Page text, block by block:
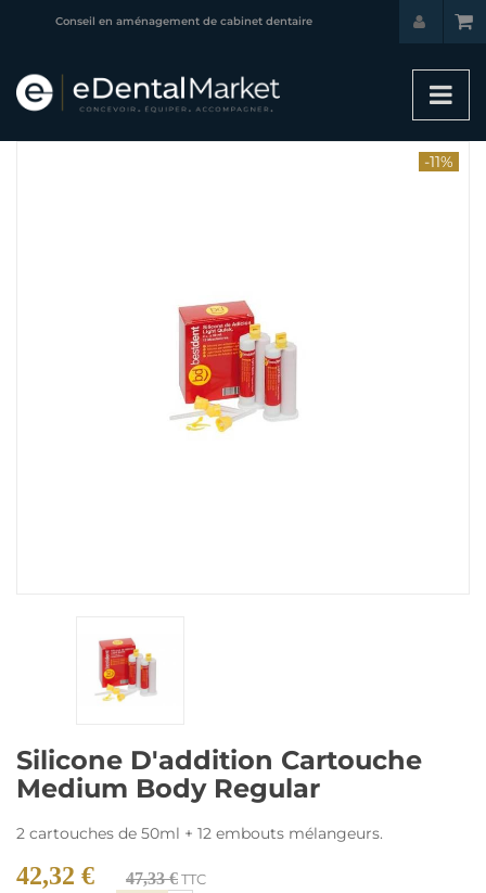
Conseil en aménagement de cabinet dentaire
-11%
Silicone D'addition Cartouche
Medium Body Regular
2 cartouches de 50ml + 12 embouts mélangeurs.
42,32 € 47,33 €TTC